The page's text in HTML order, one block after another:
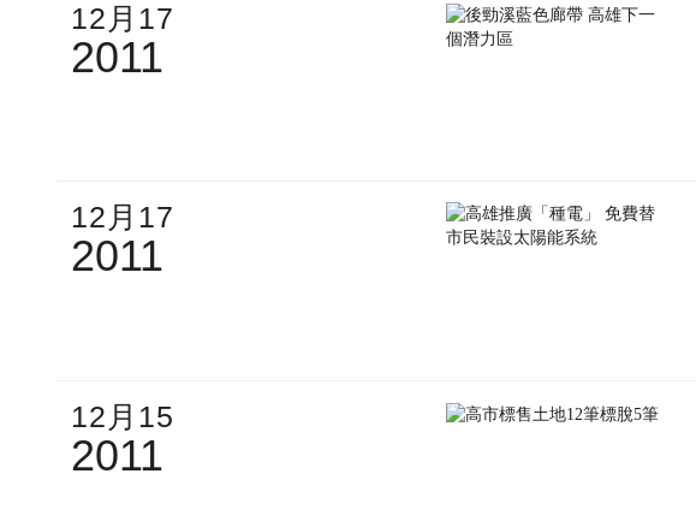
12月17
2011
12月17
2011
12月15
2011